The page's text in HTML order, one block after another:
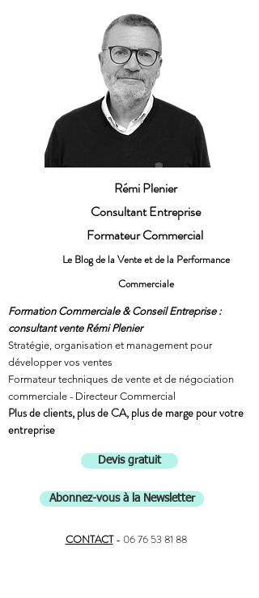
Rémi Plenier
Consultant Entreprise
Formateur Commercial
Le Blog de la Vente et de la Performance
Commerciale
Formation Commerciale & Conseil Entreprise :
consultant vente Rémi Plenier
Stratégie, organisation et management pour
développer vos ventes
Formateur techniques de vente et de négociation
commerciale - Directeur Commercial
Plus de clients, plus de CA, plus de marge pour votre
entreprise
Devis gratuit
Abonnez-vous à la Newsletter
CONTACT- 06 76 53 81 88